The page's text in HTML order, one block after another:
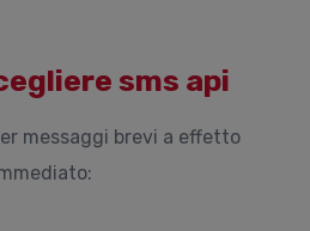
sms api
messaggi brevi a effetto